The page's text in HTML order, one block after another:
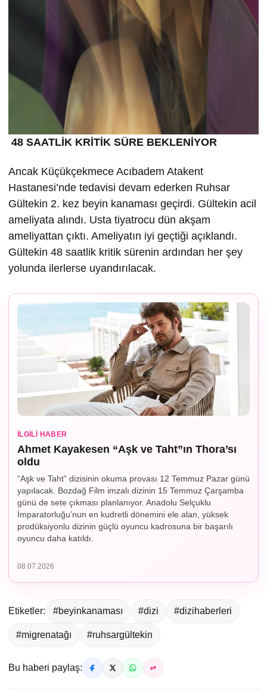
48 SAATLİK KRİTİK SÜRE BEKLENİYOR
Ancak Küçükçekmece Acıbadem Atakent
Hastanesi’nde tedavisi devam ederken Ruhsar
Gültekin 2. kez beyin kanaması geçirdi. Gültekin acil
ameliyata alındı. Usta tiyatrocu dün akşam
ameliyattan çıktı. Ameliyatın iyi geçtiği açıklandı.
Gültekin 48 saatlik kritik sürenin ardından her şey
yolunda ilerlerse uyandırılacak.
İLGILI HABER
Ahmet Kayakesen “Aşk ve Taht”ın Thora’sı
oldu
“Aşk ve Taht” dizisinin okuma provası 12 Temmuz Pazar günü
yapılacak. Bozdağ Film imzalı dizinin 15 Temmuz Çarşamba
günü de sete çıkması planlanıyor. Anadolu Selçuklu
İmparatorluğu’nun en kudretli dönemini ele alan, yüksek
prodüksiyonlu dizinin güçlü oyuncu kadrosuna bir başarılı
oyuncu daha katıldı.
08.07.2026
Etiketler: #beyinkanaması #dizi #dizihaberleri
#migrenatağı #ruhsargültekin
Bu haberi paylaş: